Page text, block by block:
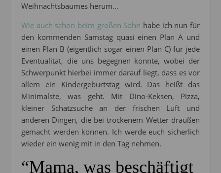
Weihnachtsbaumes herum…
Wie auch schon beim großen Sohn habe ich nun für
den kommenden Samstag quasi einen Plan A und
einen Plan B (eigentlich sogar einen Plan C) für jede
Eventualität, die uns begegnen könnte, wobei der
Schwerpunkt hierbei immer darauf liegt, dass es vor
allem ein Kindergeburtstag wird. Das heißt das
Minimalste, was geht. Mit Dino-Keksen, Pizza,
kleiner Schatzsuche an der frischen Luft und
anderen Dingen, die bei trockenem Wetter draußen
gemacht werden können. Ich werde euch sicherlich
wieder ein wenig mit in den Tag nehmen.
“Mama, was beschäftigt